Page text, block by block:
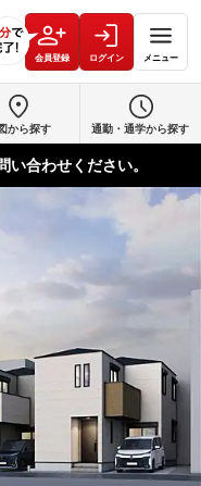
会員登録 ログイン メニュー
から探す 通勤・通学から探す
合わせください。